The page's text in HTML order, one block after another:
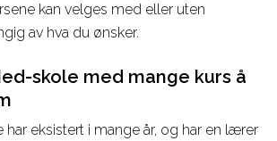
kan velges med eller uten
av hva du ønsker.
skole med mange kurs å
har eksistert i mange år, og har en lærer